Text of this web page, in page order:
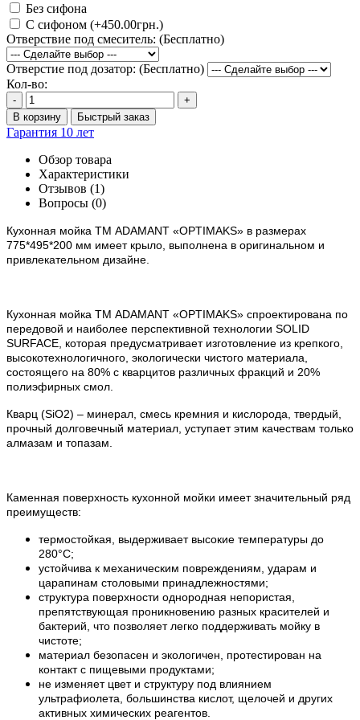
Без сифона
С сифоном (+450.00грн.)
Отверствие под смеситель: (Бесплатно)
Отверстие под дозатор: (Бесплатно)
Кол-во:
-
+
В корзину
Быстрый заказ
Гарантия 10 лет
Обзор товара
Характеристики
Отзывов (1)
Вопросы (0)
Кухонная мойка ТМ ADAMANT «OPTIMAKS» в размерах
775*495*200 мм имеет крыло, выполнена в оригинальном и
привлекательном дизайне.
Кухонная мойка ТМ ADAMANT «OPTIMAKS» спроектирована по
передовой и наиболее перспективной технологии SOLID
SURFACE, которая предусматривает изготовление из крепкого,
высокотехнологичного, экологически чистого материала,
состоящего на 80% с кварцитов различных фракций и 20%
полиэфирных смол.
Кварц (SiO2) – минерал, смесь кремния и кислорода, твердый,
прочный долговечный материал, уступает этим качествам только
алмазам и топазам.
Каменная поверхность кухонной мойки имеет значительный ряд
преимуществ:
термостойкая, выдерживает высокие температуры до
280°С;
устойчива к механическим повреждениям, ударам и
царапинам столовыми принадлежностями;
структура поверхности однородная непористая,
препятствующая проникновению разных красителей и
бактерий, что позволяет легко поддерживать мойку в
чистоте;
материал безопасен и экологичен, протестирован на
контакт с пищевыми продуктами;
не изменяет цвет и структуру под влиянием
ультрафиолета, большинства кислот, щелочей и других
активных химических реагентов.